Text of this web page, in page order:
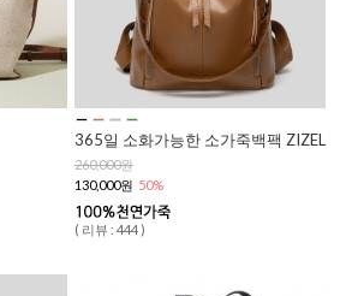
365일 소화가능한 소가죽백팩 ZIZEL
260,000원
130,000원 50%
( 리뷰 : 444 )